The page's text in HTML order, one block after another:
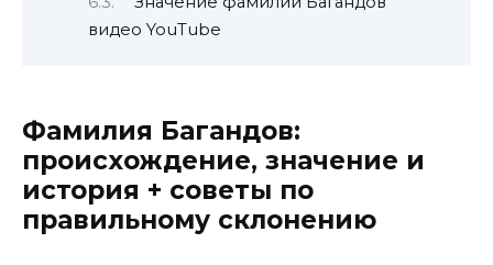
видео YouTube
Фамилия Багандов:
происхождение, значение и
история + советы по
правильному склонению